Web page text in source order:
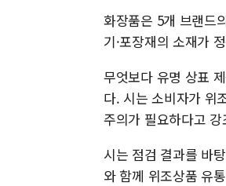
화장품은 5개 브랜드
기·포장재의 소재가
무엇보다 유명 상표
다. 시는 소비자가 위
주의가 필요하다고 강
시는 점검 결과를 바
와 함께 위조상품 유